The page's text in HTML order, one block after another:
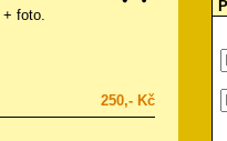
foto.
250,- Kč